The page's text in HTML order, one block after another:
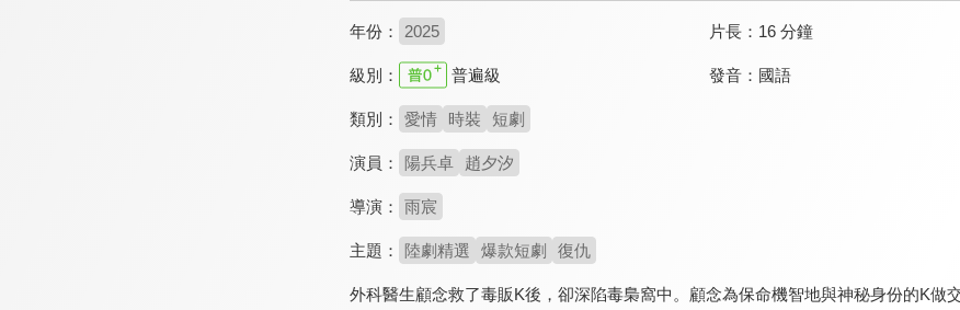
年份： 2025 片長： 16 分鐘
級別： 普遍級 發音： 國語
類別： 愛情 時裝 短劇
演員： 陽兵卓 趙夕汐
導演： 雨宸
主題： 陸劇精選 爆款短劇 復仇
外科醫生顧念救了毒販K後，卻深陷毒梟窩中。顧念為保命機智地與神秘身份的K